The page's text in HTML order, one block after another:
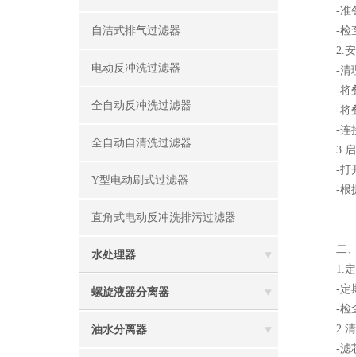
自洁式排气过滤器
电动反冲洗过滤器
全自动反冲洗过滤器
全自动自清洗过滤器
Y型电动刷式过滤器
直角式电动反冲洗排污过滤器
水处理器
螺旋液器分离器
油水分离器
-准备
-检查
2.安
-清理
-将叠
-将叠
-连接
3.启
-打开
-根据
二、
1.定
-定期
-检查
2.清
-滤芯